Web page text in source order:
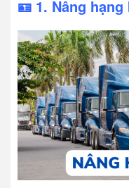
🪪 1. Nâng